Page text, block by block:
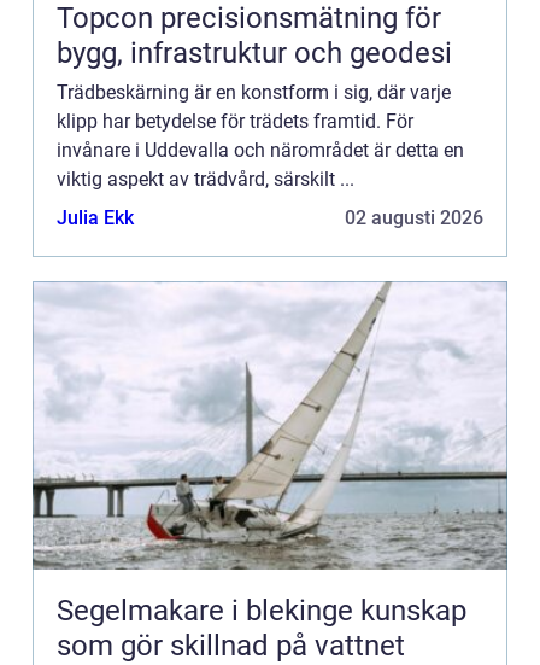
Topcon precisionsmätning för
bygg, infrastruktur och geodesi
Trädbeskärning är en konstform i sig, där varje
klipp har betydelse för trädets framtid. För
invånare i Uddevalla och närområdet är detta en
viktig aspekt av trädvård, särskilt ...
Julia Ekk
02 augusti 2026
Segelmakare i blekinge kunskap
som gör skillnad på vattnet